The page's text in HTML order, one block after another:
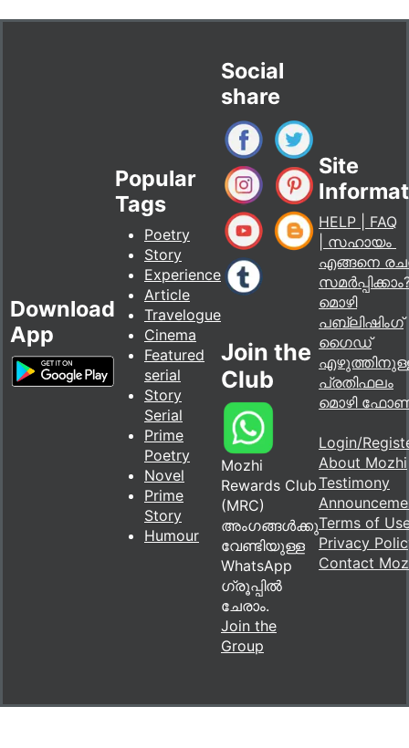
Download
App
Popular
Tags
Poetry
Story
Experience
Article
Travelogue
Cinema
Featured
serial
Story
Serial
Prime
Poetry
Novel
Prime
Story
Humour
Social
share
Join the
Club
Mozhi
Rewards Club
(MRC)
അംഗങ്ങൾക്കു
വേണ്ടിയുള്ള
WhatsApp
ഗ്രൂപ്പിൽ
ചേരാം.
Join the
Group
Site
HELP | FAQ
| സഹായം
എങ്ങനെ
മൊഴി
പബ്ലിഷിംഗ്
ഗൈഡ്
പ്രതിഫലം
മൊഴി
Login/
About Mozhi
Testimony
Terms of
Privacy
Contact